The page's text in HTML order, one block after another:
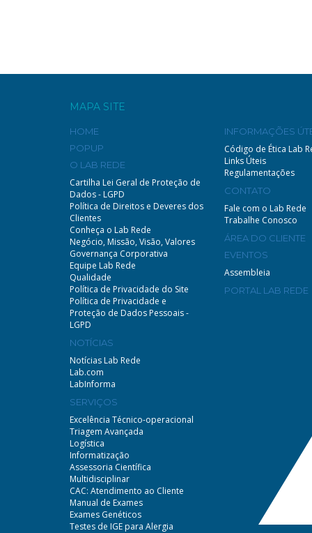
MAPA SITE
HOME
POPUP
O LAB REDE
Cartilha Lei Geral de Proteção de
Dados - LGPD
Política de Direitos e Deveres dos
Clientes
Conheça o Lab Rede
Negócio, Missão, Visão, Valores
Governança Corporativa
Equipe Lab Rede
Qualidade
Política de Privacidade do Site
Política de Privacidade e
Proteção de Dados Pessoais -
LGPD
NOTÍCIAS
Notícias Lab Rede
Lab.com
LabInforma
SERVIÇOS
Excelência Técnico-operacional
Triagem Avançada
Logística
Informatização
Assessoria Científica
Multidisciplinar
CAC: Atendimento ao Cliente
Manual de Exames
Exames Genéticos
Testes de IGE para Alergia
INFORMAÇÕES
Código de Ética Lab
Links Úteis
Regulamentações
CONTATO
Fale com o Lab Rede
Trabalhe Conosco
ÁREA DO CLIENTE
EVENTOS
Assembleia
PORTAL LAB REDE